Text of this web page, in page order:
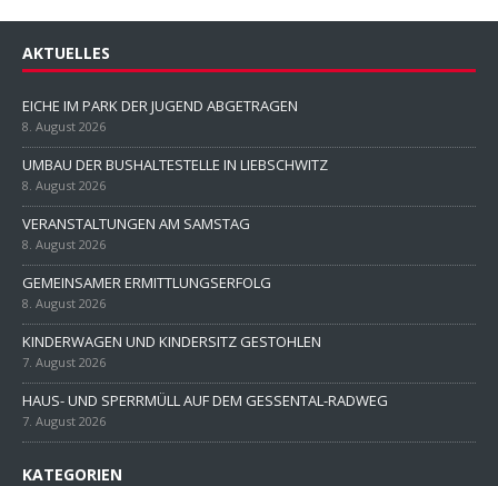
AKTUELLES
EICHE IM PARK DER JUGEND ABGETRAGEN
8. August 2026
UMBAU DER BUSHALTESTELLE IN LIEBSCHWITZ
8. August 2026
VERANSTALTUNGEN AM SAMSTAG
8. August 2026
GEMEINSAMER ERMITTLUNGSERFOLG
8. August 2026
KINDERWAGEN UND KINDERSITZ GESTOHLEN
7. August 2026
HAUS- UND SPERRMÜLL AUF DEM GESSENTAL-RADWEG
7. August 2026
KATEGORIEN